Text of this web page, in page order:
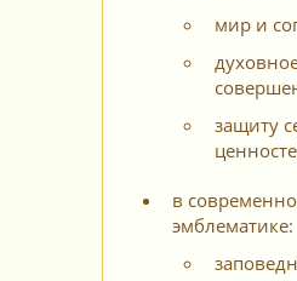
мир и
защиту
в
эмблематике: